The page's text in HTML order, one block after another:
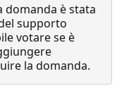
domanda è stata
supporto
votare se è
la domanda.